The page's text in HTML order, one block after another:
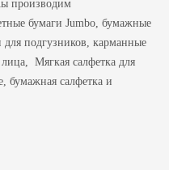
производим
бумаги Jumbo, бумажные
для подгузников, карманные
Мягкая салфетка для
бумажная салфетка и